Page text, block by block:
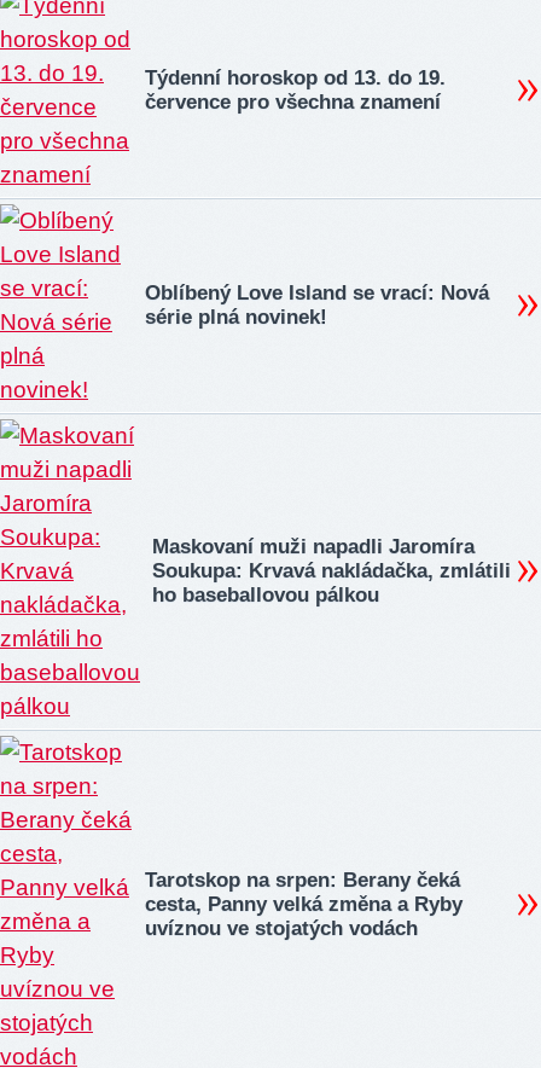
Týdenní horoskop od 13. do 19.
července pro všechna znamení
Oblíbený Love Island se vrací: Nová
série plná novinek!
Maskovaní muži napadli Jaromíra
Soukupa: Krvavá nakládačka, zmlátili
ho baseballovou pálkou
Tarotskop na srpen: Berany čeká
cesta, Panny velká změna a Ryby
uvíznou ve stojatých vodách